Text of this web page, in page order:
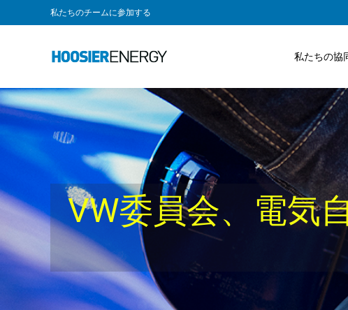
私たちのチームに参加する
私たちの協
VW委員会、電気